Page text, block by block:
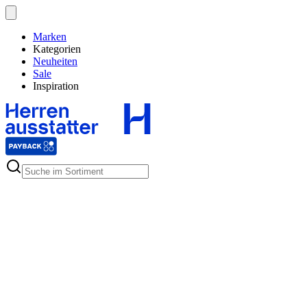
Marken
Kategorien
Neuheiten
Sale
Inspiration